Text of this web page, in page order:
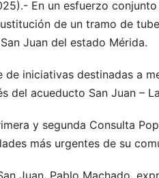
En un esfuerzo
de un tramo de
Juan del estado Mérida.
iniciativas destinadas a
del acueducto San Juan –
y segunda Consulta
más urgentes de su
Juan, Pablo Machado,